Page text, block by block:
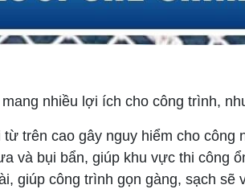
nhiều lợi ích cho công trình,
trên cao gây nguy hiểm cho công
và bụi bẩn, giúp khu vực thi công
giúp công trình gọn gàng, sạch sẽ